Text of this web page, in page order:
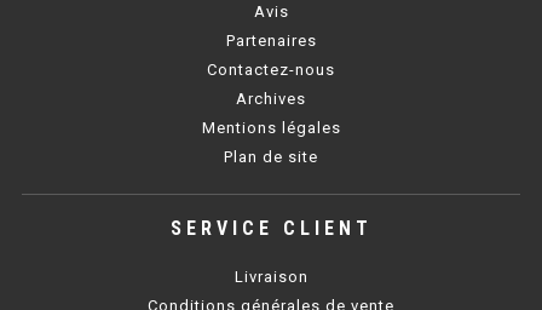
TABLE CONGÉLATEUR
SOUBASSEMENT RÉFRIGÉRÉ
TABLE DE PRÉPARATION
SALADETTE COMPACTE
Avis
Partenaires
Contactez-nous
Archives
Mentions légales
Plan de site
SERVICE CLIENT
Livraison
Conditions générales de vente